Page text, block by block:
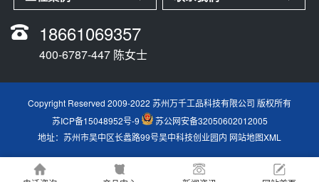
18661069357
400-6787-447 陈女士
Copyright Reserved 2009-2022 苏州万千工品科技有限公司 版权所有
苏ICP备15048952号-9
苏公网安备32050602012005
地址：苏州市吴中区长蠡路99号吴中科技创业园内 网站地图XML